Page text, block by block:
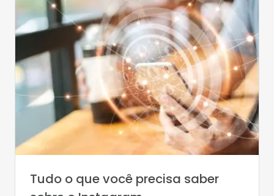
Tudo o que você precisa saber